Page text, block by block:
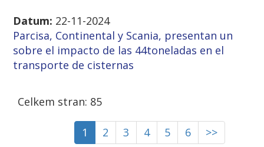
Datum: 22-11-2024
Parcisa, Continental y Scania, presentan un
sobre el impacto de las 44toneladas en el
transporte de cisternas
Celkem stran: 85
1 2 3 4 5 6 >>